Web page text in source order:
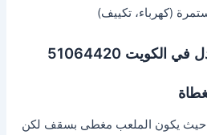
(كهرباء، تكييف)
الكويت 51064420
حيث يكون الملعب مغطى بسقف لكن